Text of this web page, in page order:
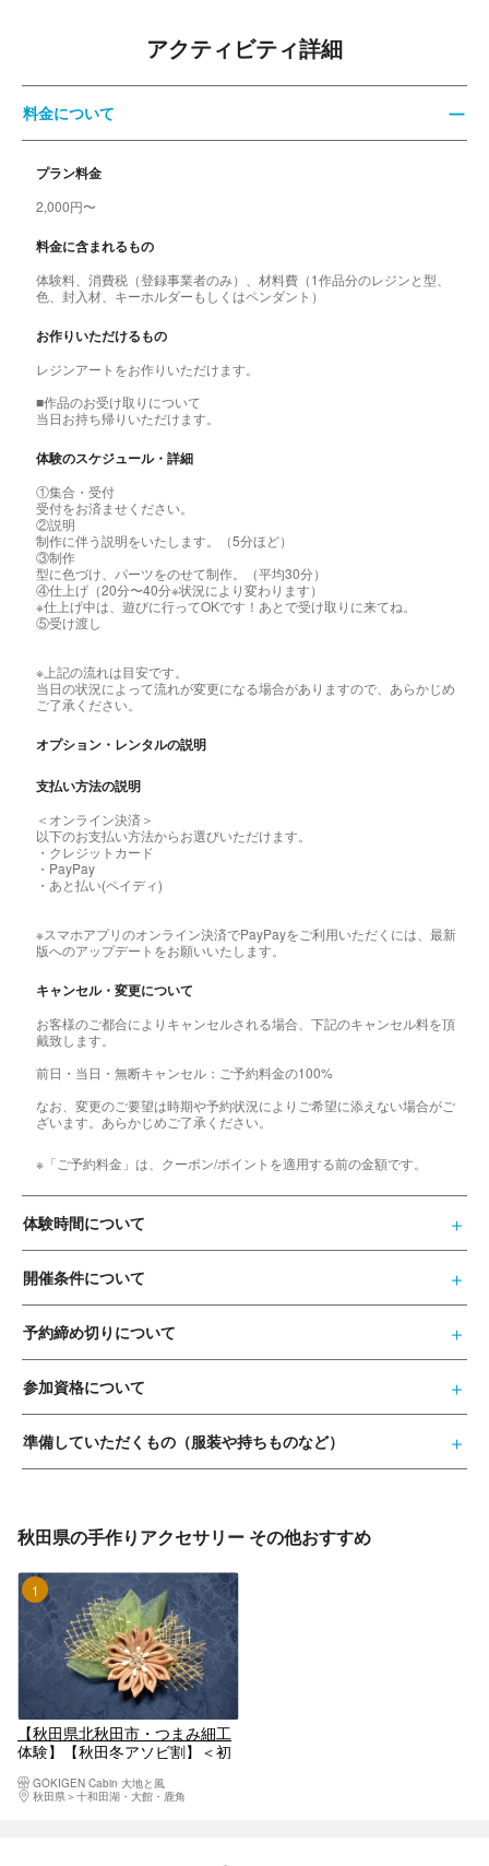
アクティビティ詳細
料金について
プラン料金
2,000円〜
料金に含まれるもの
体験料、消費税（登録事業者のみ）、材料費（1作品分のレジンと型、
色、封入材、キーホルダーもしくはペンダント）
お作りいただけるもの
レジンアートをお作りいただけます。
■作品のお受け取りについて
当日お持ち帰りいただけます。
体験のスケジュール・詳細
①集合・受付
受付をお済ませください。
②説明
制作に伴う説明をいたします。（5分ほど）
③制作
型に色づけ、パーツをのせて制作。（平均30分）
④仕上げ（20分〜40分※状況により変わります）
※仕上げ中は、遊びに行ってOKです！あとで受け取りに来てね。
⑤受け渡し
※上記の流れは目安です。
当日の状況によって流れが変更になる場合がありますので、あらかじめ
ご了承ください。
オプション・レンタルの説明
支払い方法の説明
＜オンライン決済＞
以下のお支払い方法からお選びいただけます。
・クレジットカード
・PayPay
・あと払い(ペイディ)
※スマホアプリのオンライン決済でPayPayをご利用いただくには、最新
版へのアップデートをお願いいたします。
キャンセル・変更について
お客様のご都合によりキャンセルされる場合、下記のキャンセル料を頂
戴致します。
前日・当日・無断キャンセル：ご予約料金の100%
なお、変更のご要望は時期や予約状況によりご希望に添えない場合がご
ざいます。あらかじめご了承ください。
※「ご予約料金」は、クーポン/ポイントを適用する前の金額です。
体験時間について
開催条件について
予約締め切りについて
参加資格について
準備していただくもの（服装や持ちものなど）
秋田県の手作りアクセサリー その他おすすめ
【秋田県北秋田市・つまみ細工
体験】【秋田冬アソビ割】＜初
越ちりめんや着物生地でのつま
み細工体験
GOKIGEN Cabin 大地と風
秋田県
十和田湖・大館・鹿角